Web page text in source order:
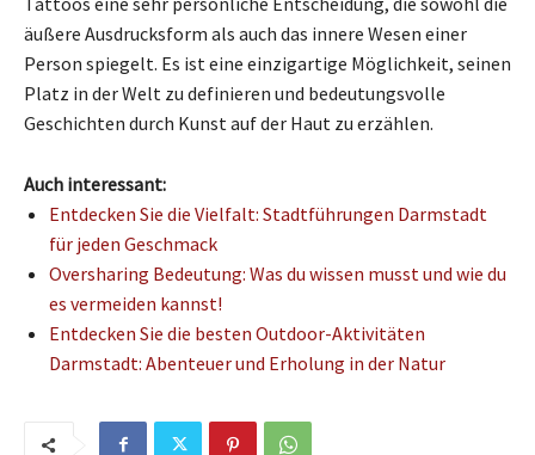
äußere Ausdrucksform als auch das innere Wesen einer
Person spiegelt. Es ist eine einzigartige Möglichkeit, seinen
Platz in der Welt zu definieren und bedeutungsvolle
Geschichten durch Kunst auf der Haut zu erzählen.
Auch interessant:
Entdecken Sie die Vielfalt: Stadtführungen Darmstadt
für jeden Geschmack
Oversharing Bedeutung: Was du wissen musst und wie du
es vermeiden kannst!
Entdecken Sie die besten Outdoor-Aktivitäten
Darmstadt: Abenteuer und Erholung in der Natur